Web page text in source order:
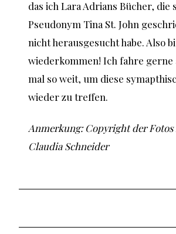
das ich Lara Adrians Bücher, die
Pseudonym Tina St. John
nicht herausgesucht habe. Also
wiederkommen! Ich fahre gerne
mal so weit, um diese
wieder zu treffen.
Anmerkung: Copyright der Fotos
Claudia Schneider